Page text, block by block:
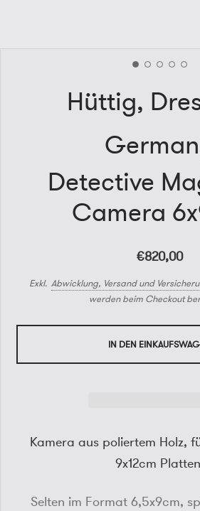
Hüttig,
Detective
Camera
€820,00
Exkl.Abwicklung, Versand und
werden beim Checkout
IN DEN
Kamera aus poliertem Holz,
9x12cm
Selten im Format 6,5x9cm,